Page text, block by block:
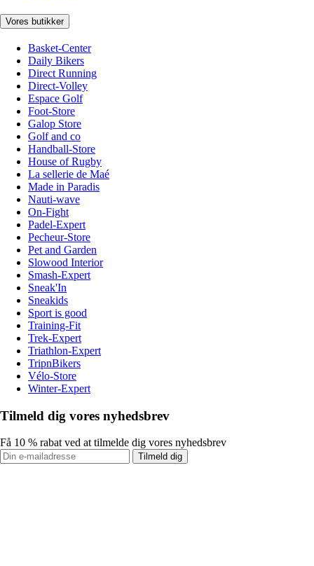
Vores butikker
Basket-Center
Daily Bikers
Direct Running
Direct-Volley
Espace Golf
Foot-Store
Galop Store
Golf and co
Handball-Store
House of Rugby
La sellerie de Maé
Made in Paradis
Nauti-wave
On-Fight
Padel-Expert
Pecheur-Store
Pet and Garden
Slowood Interior
Smash-Expert
Sneak'In
Sneakids
Sport is good
Training-Fit
Trek-Expert
Triathlon-Expert
TripnBikers
Vélo-Store
Winter-Expert
Tilmeld dig vores nyhedsbrev
Få 10 % rabat ved at tilmelde dig vores nyhedsbrev
Tilmeld dig